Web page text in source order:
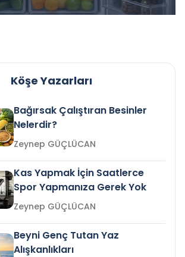
Köşe Yazarları
Bağırsak Çalıştıran Besinler
Nelerdir?
Zeynep GÜÇLÜCAN
Kas Yapmak İçin Saatlerce
Spor Yapmanıza Gerek Yok
Zeynep GÜÇLÜCAN
Beyni Genç Tutan Yaz
Alışkanlıkları